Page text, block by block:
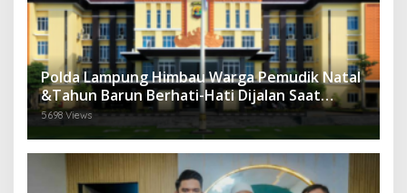
Polda Lampung Himbau Warga Pemudik Natal
&Tahun Barun Berhati-Hati Dijalan Saat
Melintas di -Titik Rawan Kecelakaan
5698 Views